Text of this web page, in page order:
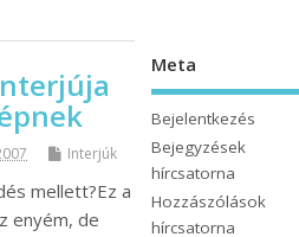
Interjúk
mellett?Ez a
enyém, de
Meta
Bejelentkezés
Bejegyzések
hírcsatorna
Hozzászólások
hírcsatorna